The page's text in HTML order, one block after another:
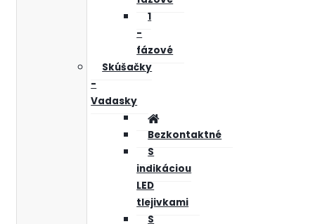
1
-
fázové
Skúšačky
-
Vadasky
Bezkontaktné
S
indikáciou
LED
tlejivkami
S